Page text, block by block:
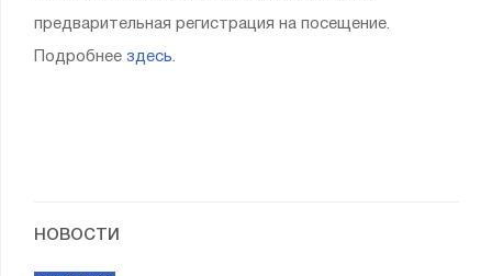
предварительная регистрация на посещение.
Подробнее здесь.
НОВОСТИ